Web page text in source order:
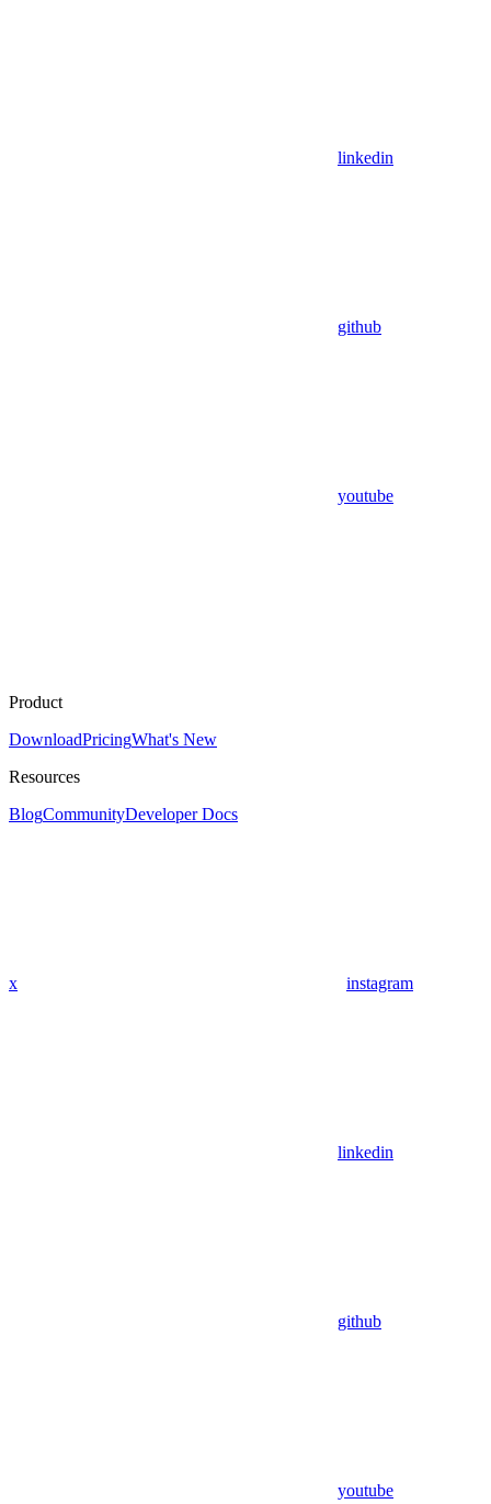
linkedin
github
youtube
Product
DownloadPricingWhat's New
Resources
BlogCommunityDeveloper Docs
x instagram
linkedin
github
youtube